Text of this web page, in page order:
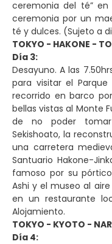
ceremonia del té”
ceremonia por un
té y dulces. (Sujeto a
TOKYO - HAKONE -
Día 3:
Desayuno. A las
para visitar el Parque
recorrido en barco
bellas vistas al Monte
de no poder tomar
Sekishoato, la
una carretera
Santuario Hakone-
famoso por su
Ashi y el museo al
en un restaurante
Alojamiento.
TOKYO - KYOTO -
Día 4: